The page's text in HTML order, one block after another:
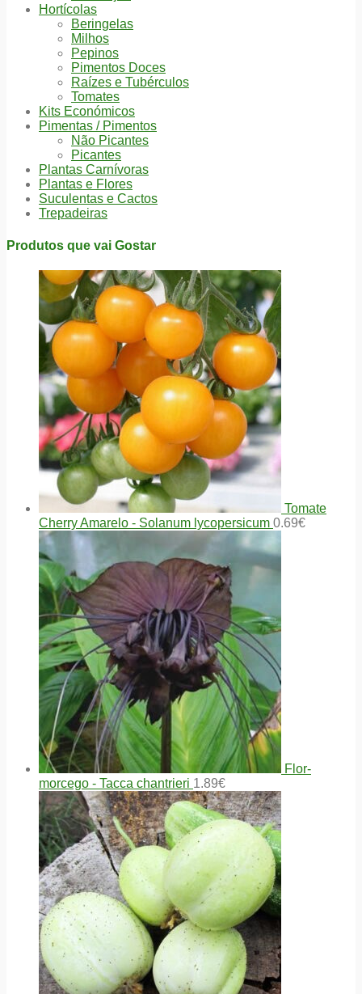
Hortícolas
Beringelas
Milhos
Pepinos
Pimentos Doces
Raízes e Tubérculos
Tomates
Kits Económicos
Pimentas / Pimentos
Não Picantes
Picantes
Plantas Carnívoras
Plantas e Flores
Suculentas e Cactos
Trepadeiras
Produtos que vai Gostar
Tomate
Cherry Amarelo - Solanum lycopersicum 0.69€
Flor-
morcego - Tacca chantrieri 1.89€